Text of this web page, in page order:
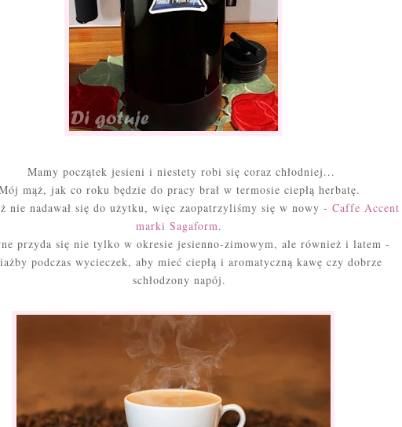
Mamy początek jesieni i niestety robi się coraz chłodniej...
mąż, jak co roku będzie do pracy brał w termosie ciepłą herbatę.
nie nadawał się do użytku, więc zaopatrzyliśmy się w nowy - Caffe Accent
marki Sagaform.
przyda się nie tylko w okresie jesienno-zimowym, ale również i latem -
podczas wycieczek, aby mieć ciepłą i aromatyczną kawę czy dobrze
schłodzony napój.